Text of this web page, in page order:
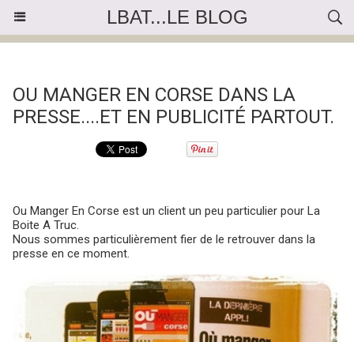
LBAT...LE BLOG
OU MANGER EN CORSE DANS LA
PRESSE....ET EN PUBLICITÉ PARTOUT.
Ou Manger En Corse est un client un peu particulier pour La
Boite A Truc.
Nous sommes particulièrement fier de le retrouver dans la
presse en ce moment.